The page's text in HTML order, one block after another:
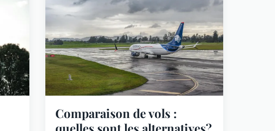
Comparaison de vols :